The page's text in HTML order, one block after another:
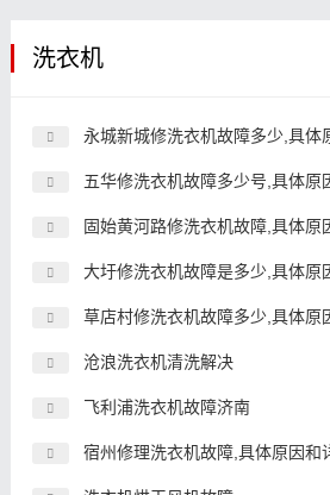
洗衣机
永城新城修洗衣机故障多少,具体
五华修洗衣机故障多少号,具体原
固始黄河路修洗衣机故障,具体原
大圩修洗衣机故障是多少,具体原
草店村修洗衣机故障多少,具体原
沧浪洗衣机清洗解决
飞利浦洗衣机故障济南
宿州修理洗衣机故障,具体原因和